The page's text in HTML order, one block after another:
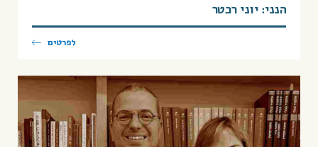
הנני: יוני רכטר
לפרטים